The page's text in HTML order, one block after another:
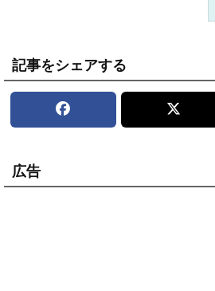
記事をシェアする
広告